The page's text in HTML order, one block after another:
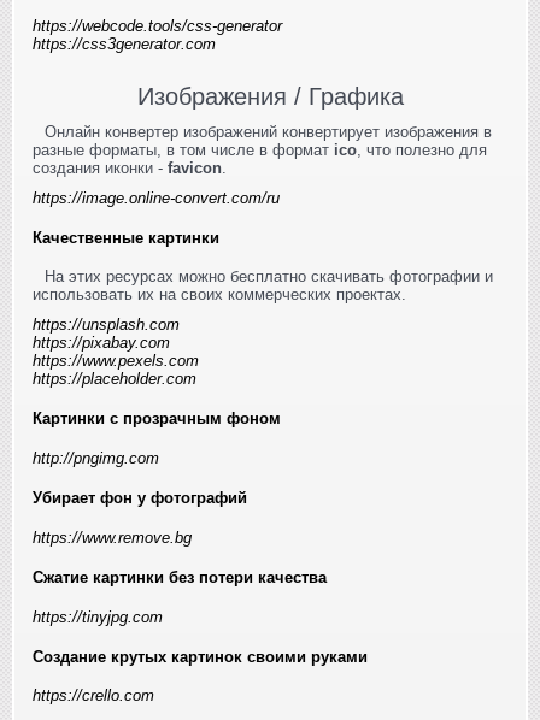
https://webcode.tools/css-generator
https://css3generator.com
Изображения / Графика
Онлайн конвертер изображений конвертирует изображения в
разные форматы, в том числе в формат ico , что полезно для
создания иконки - favicon
https://image.online-convert.com/ru
Качественные картинки
На этих ресурсах можно бесплатно скачивать фотографии и
использовать их на своих коммерческих проектах.
https://unsplash.com
https://pixabay.com
https://www.pexels.com
https://placeholder.com
Картинки с прозрачным фоном
http://pngimg.com
Убирает фон у фотографий
https://www.remove.bg
Сжатие картинки без потери качества
https://tinyjpg.com
Создание крутых картинок своими руками
https://crello.com